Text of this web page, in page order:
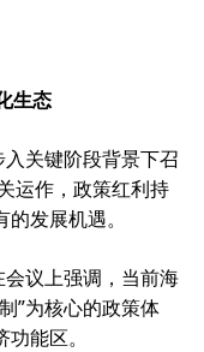
生态
关键阶段背景下召
运作，政策红利持
发展机遇。
议上强调，当前海
”为核心的政策体
能区。